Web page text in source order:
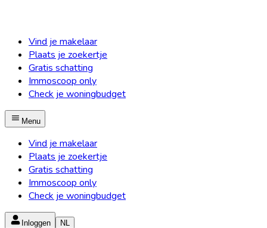
Vind je makelaar
Plaats je zoekertje
Gratis schatting
Immoscoop only
Check je woningbudget
Menu
Vind je makelaar
Plaats je zoekertje
Gratis schatting
Immoscoop only
Check je woningbudget
Inloggen NL